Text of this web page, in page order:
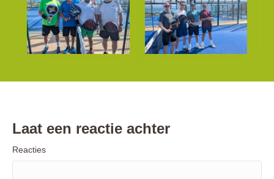
Laat een reactie achter
Reacties